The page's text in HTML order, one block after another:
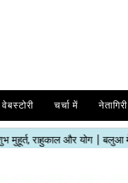
वेबस्टोरी चर्चा में नेतागिरी